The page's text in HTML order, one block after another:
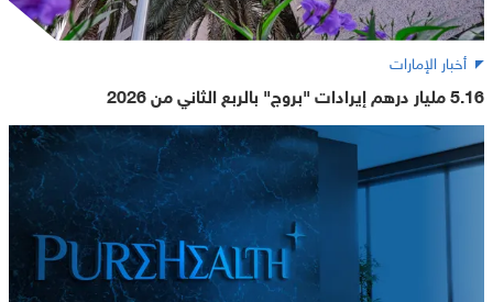
أخبار الإمارات
5.16 مليار درهم إيرادات "بروج" بالربع الثاني من 2026